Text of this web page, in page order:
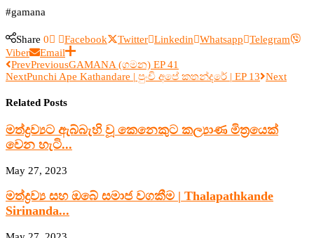
#gamana
Share 0 Facebook Twitter Linkedin Whatsapp
Telegram
Viber
Email
PrevPreviousGAMANA (ගමන) EP 41
NextPunchi Ape Kathandare | පුංචි අපේ කතන්දරේ | EP 13 Next
Related Posts
මත්ද්‍රව්‍යට ඇබ්බැහි වූ කෙනෙකුට කල්‍යාණ මිත්‍රයෙක්
වෙන හැටි...
May 27, 2023
මත්ද්‍රව්‍ය සහ ඔබේ සමාජ වගකීම | Thalapathkande
Sirinanda...